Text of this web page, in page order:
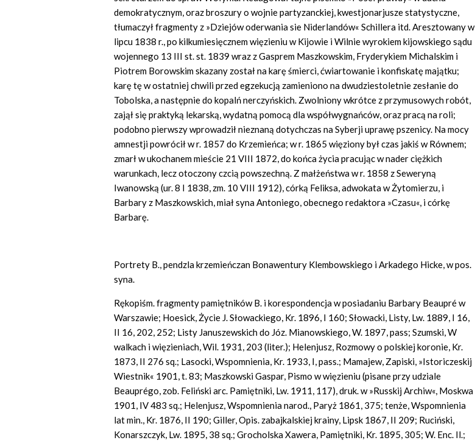
demokratycznym, oraz broszury o wojnie partyzanckiej, kwestjonarjusze statystyczne,
tłumaczył fragmenty z »Dziejów oderwania sie Niderlandów« Schillera itd. Aresztowany w
lipcu 1838 r., po kilkumiesięcznem więzieniu w Kijowie i Wilnie wyrokiem kijowskiego sądu
wojennego 13 III st. st. 1839 wraz z Gasprem Maszkowskim, Fryderykiem Michalskim i
Piotrem Borowskim skazany został na karę śmierci, ćwiartowanie i konfiskatę majątku;
karę tę w ostatniej chwili przed egzekucją zamieniono na dwudziestoletnie zesłanie do
Tobolska, a następnie do kopalń nerczyńskich. Zwolniony wkrótce z przymusowych robót,
zajął się praktyką lekarską, wydatną pomocą dla współwygnańców, oraz pracą na roli;
podobno pierwszy wprowadził nieznaną dotychczas na Syberji uprawę pszenicy. Na mocy
amnestji powrócił w r. 1857 do Krzemieńca; w r. 1865 więziony był czas jakiś w Równem;
zmarł w ukochanem mieście 21 VIII 1872, do końca życia pracując w nader ciężkich
warunkach, lecz otoczony czcią powszechną. Z małżeństwa w r. 1858 z Seweryną
Iwanowską (ur. 8 I 1838, zm. 10 VIII 1912), córką Feliksa, adwokata w Żytomierzu, i
Barbary z Maszkowskich, miał syna Antoniego, obecnego redaktora »Czasu«, i córkę
Barbarę.
Portrety B., pendzla krzemieńczan Bonawentury Klembowskiego i Arkadego Hicke, w pos.
syna.
Rękopiśm. fragmenty pamiętników B. i korespondencja w posiadaniu Barbary Beaupré w
Warszawie; Hoesick, Życie J. Słowackiego, Kr. 1896, I 160; Słowacki, Listy, Lw. 1889, I 16,
II 16, 202, 252; Listy Januszewskich do Józ. Mianowskiego, W. 1897, pass; Szumski, W
walkach i więzieniach, Wil. 1931, 203 (liter.); Helenjusz, Rozmowy o polskiej koronie, Kr.
1873, II 276 sq.; Lasocki, Wspomnienia, Kr. 1933, I, pass.; Mamajew, Zapiski, »Istoriczeskij
Wiestnik« 1901, t. 83; Maszkowski Gaspar, Pismo w więzieniu (pisane przy udziale
Beauprégo, zob. Feliński arc. Pamiętniki, Lw. 1911, 117), druk. w »Russkij Archiw«, Moskwa
1901, IV 483 sq.; Helenjusz, Wspomnienia narod., Paryż 1861, 375; tenże, Wspomnienia
lat min., Kr. 1876, II 190; Giller, Opis. zabajkalskiej krainy, Lipsk 1867, II 209; Ruciński,
Konarszczyk, Lw. 1895, 38 sq.; Grocholska Xawera, Pamiętniki, Kr. 1895, 305; W. Enc. Il.;